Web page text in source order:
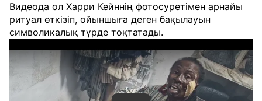
Видеода ол Харри Кейннің фотосуретімен арнайы
ритуал өткізіп, ойыншыға деген бақылауын
символикалық түрде тоқтатады.